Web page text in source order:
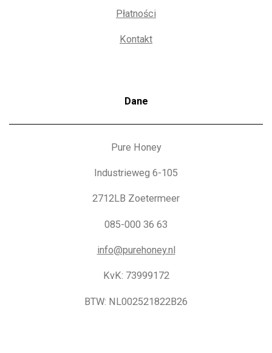
Płatności
Kontakt
Dane
Pure Honey
Industrieweg 6-105
2712LB Zoetermeer
085-000 36 63
info@purehoney.nl
KvK: 73999172
BTW: NL002521822B26